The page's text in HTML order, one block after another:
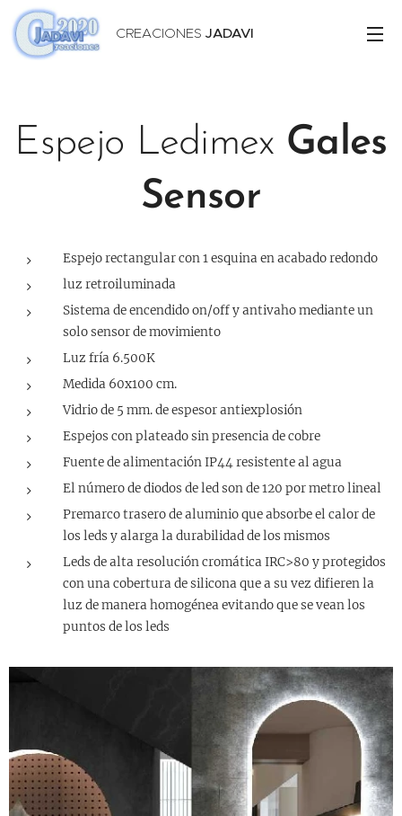
CREACIONES JADAVI
Espejo Ledimex Gales
Sensor
Espejo rectangular con 1 esquina en acabado redondo
luz retroiluminada
Sistema de encendido on/off y antivaho mediante un
solo sensor de movimiento
Luz fría 6.500K
Medida 60x100 cm.
Vidrio de 5 mm. de espesor antiexplosión
Espejos con plateado sin presencia de cobre
Fuente de alimentación IP44 resistente al agua
El número de diodos de led son de 120 por metro lineal
Premarco trasero de aluminio que absorbe el calor de
los leds y alarga la durabilidad de los mismos
Leds de alta resolución cromática IRC>80 y protegidos
con una cobertura de silicona que a su vez difieren la
luz de manera homogénea evitando que se vean los
puntos de los leds